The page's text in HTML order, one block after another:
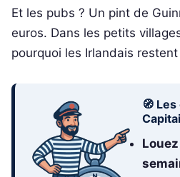
Et les pubs ? Un pint de
euros. Dans les petits
pourquoi les Irlandais
🧭